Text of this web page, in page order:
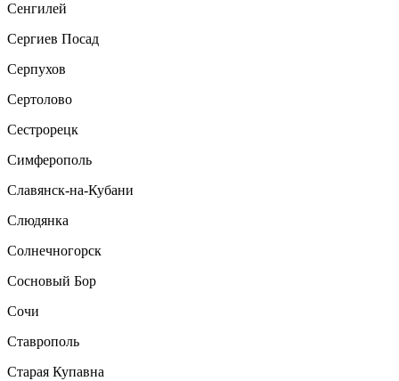
Сенгилей
Сергиев Посад
Серпухов
Сертолово
Сестрорецк
Симферополь
Славянск-на-Кубани
Слюдянка
Солнечногорск
Сосновый Бор
Сочи
Ставрополь
Старая Купавна